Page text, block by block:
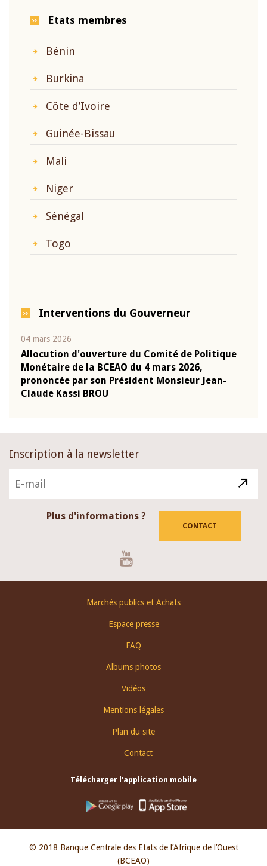
Etats membres
Bénin
Burkina
Côte d’Ivoire
Guinée-Bissau
Mali
Niger
Sénégal
Togo
Interventions du Gouverneur
04 mars 2026
Allocution d'ouverture du Comité de Politique
Monétaire de la BCEAO du 4 mars 2026,
prononcée par son Président Monsieur Jean-
Claude Kassi BROU
Inscription à la newsletter
Plus d'informations ?
CONTACT
Marchés publics et Achats
Espace presse
FAQ
Albums photos
Vidéos
Mentions légales
Plan du site
Contact
Télécharger l'application mobile
© 2018 Banque Centrale des Etats de l’Afrique de l’Ouest
(BCEAO)